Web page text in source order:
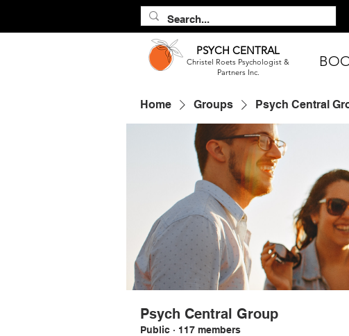
PSYCH CENTRAL
Christel Roets Psychologist &
Partners Inc.
Home Groups Psych Central
Psych Central Group
Public · 117 members